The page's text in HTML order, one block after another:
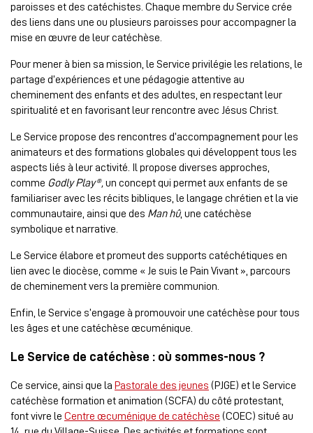
paroisses et des catéchistes. Chaque membre du Service crée
des liens dans une ou plusieurs paroisses pour accompagner la
mise en œuvre de leur catéchèse.
Pour mener à bien sa mission, le Service privilégie les relations, le
partage d’expériences et une pédagogie attentive au
cheminement des enfants et des adultes, en respectant leur
spiritualité et en favorisant leur rencontre avec Jésus Christ.
Le Service propose des rencontres d’accompagnement pour les
animateurs et des formations globales qui développent tous les
aspects liés à leur activité. Il propose diverses approches,
comme Godly Play®,un concept qui permet aux enfants de se
familiariser avec les récits bibliques, le langage chrétien et la vie
communautaire, ainsi que des Man hû, une catéchèse
symbolique et narrative.
Le Service élabore et promeut des supports catéchétiques en
lien avec le diocèse, comme « Je suis le Pain Vivant », parcours
de cheminement vers la première communion.
Enfin, le Service s’engage à promouvoir une catéchèse pour tous
les âges et une catéchèse œcuménique.
Le Service de catéchèse : où sommes-nous ?
Ce service, ainsi que la Pastorale des jeunes (PJGE) et le Service
catéchèse formation et animation (SCFA) du côté protestant,
font vivre le Centre œcuménique de catéchèse (COEC) situé au